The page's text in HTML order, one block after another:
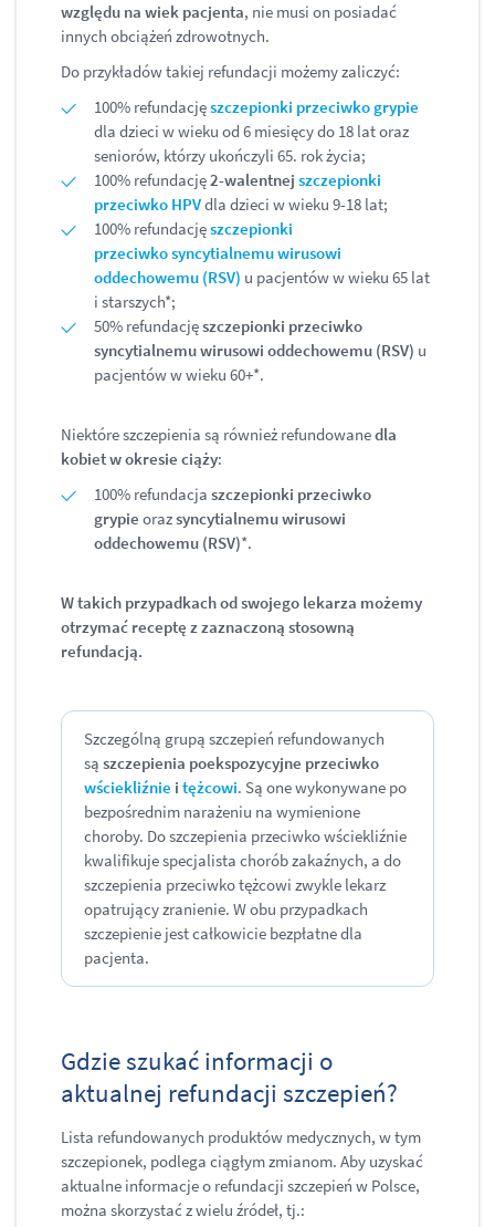
względu na wiek pacjenta, nie musi on posiadać
innych obciążeń zdrowotnych.
Do przykładów takiej refundacji możemy zaliczyć:
100% refundacjęszczepionki przeciwko grypie
dla dzieci w wieku od 6 miesięcy do 18 lat oraz
seniorów, którzy ukończyli 65. rok życia;
100% refundację2-walentnej szczepionki
przeciwko HPVdla dzieci w wieku 9-18 lat;
100% refundacjęszczepionki
przeciwko syncytialnemu wirusowi
oddechowemu (RSV) u pacjentów w wieku 65 lat
i starszych*;
50% refundacjęszczepionki przeciwko
syncytialnemu wirusowi oddechowemu (RSV) u
pacjentów w wieku 60+*.
Niektóre szczepienia są również refundowanedla
kobiet w okresie ciąży:
100% refundacja szczepionki przeciwko
grypie orazsyncytialnemu wirusowi
oddechowemu (RSV)*.
W takich przypadkach od swojego lekarza możemy
otrzymać receptę z zaznaczoną stosowną
refundacją.
Szczególną grupą szczepień refundowanych
są szczepienia poekspozycyjne przeciwko
wściekliźnie i tężcowi. Są one wykonywane po
bezpośrednim narażeniu na wymienione
choroby. Do szczepienia przeciwko wściekliźnie
kwalifikuje specjalista chorób zakaźnych, a do
szczepienia przeciwko tężcowi zwykle lekarz
opatrujący zranienie. W obu przypadkach
szczepienie jest całkowicie bezpłatne dla
pacjenta.
Gdzie szukać informacji o
aktualnej refundacji szczepień?
Lista refundowanych produktów medycznych, w tym
szczepionek, podlega ciągłym zmianom. Aby uzyskać
aktualne informacje o refundacji szczepień w Polsce,
można skorzystać z wielu źródeł, tj.: